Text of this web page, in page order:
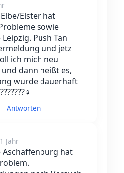
Elster hat
sowie
Push Tan
und jetz
ich mich neu
dann heißt es,
wurde dauerhaft
Antworten
Jahr
Aschaffenburg hat